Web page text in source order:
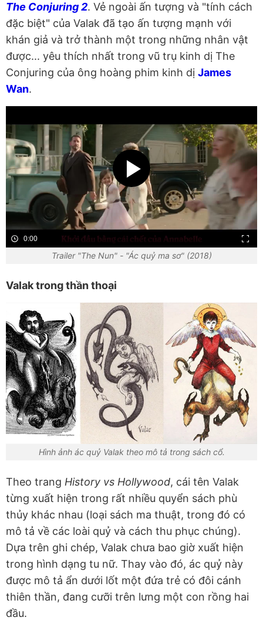
The Conjuring 2. Vẻ ngoài ấn tượng và "tính cách
đặc biệt" của Valak đã tạo ấn tượng mạnh với
khán giả và trở thành một trong những nhân vật
được... yêu thích nhất trong vũ trụ kinh dị The
Conjuring của ông hoàng phim kinh dị James
Wan.
0:00
Trailer "The Nun" - "Ác quỷ ma sơ" (2018)
Valak trong thần thoại
Hình ảnh ác quỷ Valak theo mô tả trong sách cổ.
Theo trang History vs Hollywood, cái tên Valak
từng xuất hiện trong rất nhiều quyển sách phù
thủy khác nhau (loại sách ma thuật, trong đó có
mô tả về các loài quỷ và cách thu phục chúng).
Dựa trên ghi chép, Valak chưa bao giờ xuất hiện
trong hình dạng tu nữ. Thay vào đó, ác quỷ này
được mô tả ẩn dưới lốt một đứa trẻ có đôi cánh
thiên thần, đang cưỡi trên lưng một con rồng hai
đầu.